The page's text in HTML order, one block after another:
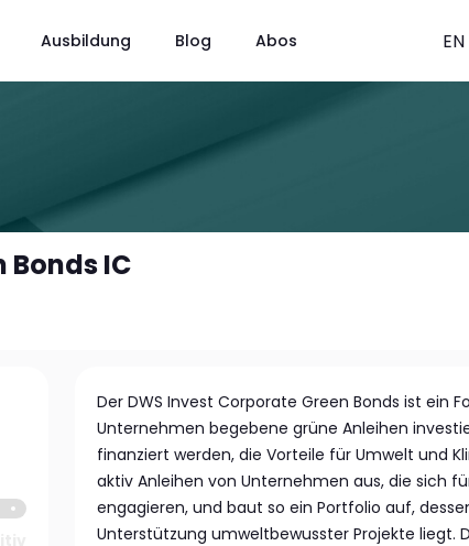
Ausbildung Blog Abos EN
Bonds IC
Der DWS Invest Corporate Green Bonds ist ein
Unternehmen begebene grüne Anleihen
finanziert werden, die Vorteile für Umwelt und
aktiv Anleihen von Unternehmen aus, die sich
engagieren, und baut so ein Portfolio auf,
Unterstützung umweltbewusster Projekte liegt.